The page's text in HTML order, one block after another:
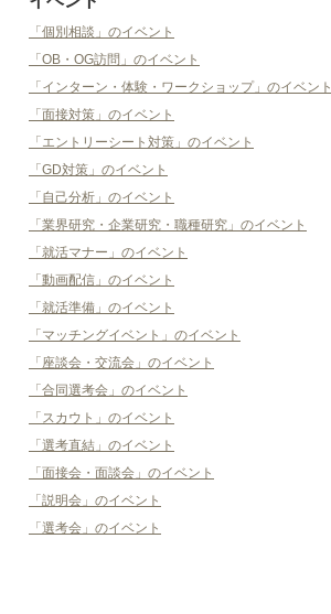
「個別相談」のイベント
「OB・OG訪問」のイベント
「インターン・体験・ワークショップ」のイベント
「面接対策」のイベント
「エントリーシート対策」のイベント
「GD対策」のイベント
「自己分析」のイベント
「業界研究・企業研究・職種研究」のイベント
「就活マナー」のイベント
「動画配信」のイベント
「就活準備」のイベント
「マッチングイベント」のイベント
「座談会・交流会」のイベント
「合同選考会」のイベント
「スカウト」のイベント
「選考直結」のイベント
「面接会・面談会」のイベント
「説明会」のイベント
「選考会」のイベント